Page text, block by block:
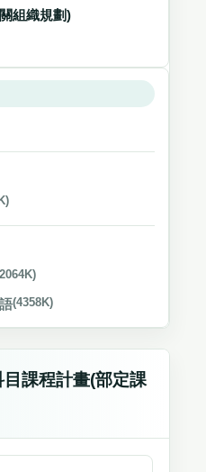
組織規劃)
(4358K)
課程計畫(部定課